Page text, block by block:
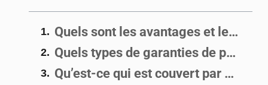
Quels sont les avantages et les inconvénients d’avoir une garantie de passif ?
Quels types de garanties de passif sont disponibles ?
Qu’est-ce qui est couvert par une garantie de passif ?